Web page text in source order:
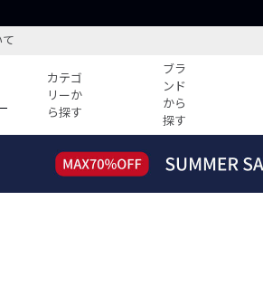
カテゴ
リーか
ら探す
ブラ
ンド
から
探す
すべての記事